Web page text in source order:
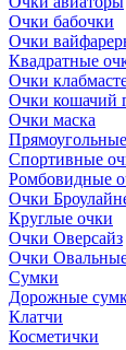
Очки бабочки
Очки
Квадратные
Очки
Очки кошачий
Очки маска
Спортивные
Ромбовидные
Очки
Круглые очки
Очки Оверсайз
Очки
Сумки
Дорожные
Клатчи
Косметички